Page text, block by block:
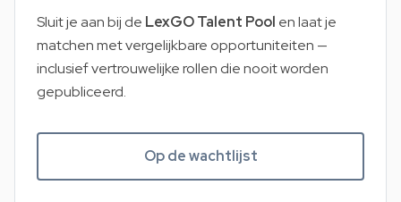
Sluit je aan bij de LexGO Talent Pool en laat je
matchen met vergelijkbare opportuniteiten —
inclusief vertrouwelijke rollen die nooit worden
gepubliceerd.
Op de wachtlijst